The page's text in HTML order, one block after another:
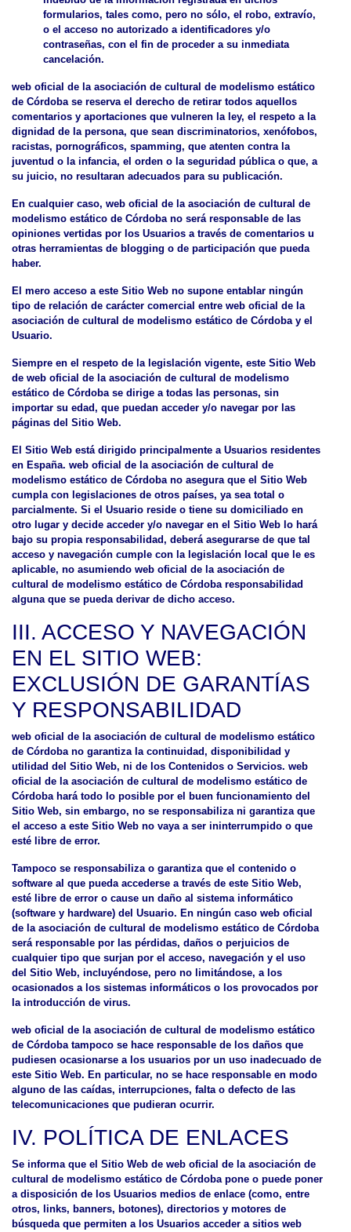
formularios, tales como, pero no sólo, el robo, extravío,
o el acceso no autorizado a identificadores y/o
contraseñas, con el fin de proceder a su inmediata
cancelación.
web oficial de la asociación de cultural de modelismo estático
de Córdoba se reserva el derecho de retirar todos aquellos
comentarios y aportaciones que vulneren la ley, el respeto a la
dignidad de la persona, que sean discriminatorios, xenófobos,
racistas, pornográficos, spamming, que atenten contra la
juventud o la infancia, el orden o la seguridad pública o que, a
su juicio, no resultaran adecuados para su publicación.
En cualquier caso, web oficial de la asociación de cultural de
modelismo estático de Córdoba no será responsable de las
opiniones vertidas por los Usuarios a través de comentarios u
otras herramientas de blogging o de participación que pueda
haber.
El mero acceso a este Sitio Web no supone entablar ningún
tipo de relación de carácter comercial entre web oficial de la
asociación de cultural de modelismo estático de Córdoba y el
Usuario.
Siempre en el respeto de la legislación vigente, este Sitio Web
de web oficial de la asociación de cultural de modelismo
estático de Córdoba se dirige a todas las personas, sin
importar su edad, que puedan acceder y/o navegar por las
páginas del Sitio Web.
El Sitio Web está dirigido principalmente a Usuarios residentes
en España. web oficial de la asociación de cultural de
modelismo estático de Córdoba no asegura que el Sitio Web
cumpla con legislaciones de otros países, ya sea total o
parcialmente. Si el Usuario reside o tiene su domiciliado en
otro lugar y decide acceder y/o navegar en el Sitio Web lo hará
bajo su propia responsabilidad, deberá asegurarse de que tal
acceso y navegación cumple con la legislación local que le es
aplicable, no asumiendo web oficial de la asociación de
cultural de modelismo estático de Córdoba responsabilidad
alguna que se pueda derivar de dicho acceso.
III. ACCESO Y NAVEGACIÓN
EN EL SITIO WEB:
EXCLUSIÓN DE GARANTÍAS
Y RESPONSABILIDAD
web oficial de la asociación de cultural de modelismo estático
de Córdoba no garantiza la continuidad, disponibilidad y
utilidad del Sitio Web, ni de los Contenidos o Servicios. web
oficial de la asociación de cultural de modelismo estático de
Córdoba hará todo lo posible por el buen funcionamiento del
Sitio Web, sin embargo, no se responsabiliza ni garantiza que
el acceso a este Sitio Web no vaya a ser ininterrumpido o que
esté libre de error.
Tampoco se responsabiliza o garantiza que el contenido o
software al que pueda accederse a través de este Sitio Web,
esté libre de error o cause un daño al sistema informático
(software y hardware) del Usuario. En ningún caso web oficial
de la asociación de cultural de modelismo estático de Córdoba
será responsable por las pérdidas, daños o perjuicios de
cualquier tipo que surjan por el acceso, navegación y el uso
del Sitio Web, incluyéndose, pero no limitándose, a los
ocasionados a los sistemas informáticos o los provocados por
la introducción de virus.
web oficial de la asociación de cultural de modelismo estático
de Córdoba tampoco se hace responsable de los daños que
pudiesen ocasionarse a los usuarios por un uso inadecuado de
este Sitio Web. En particular, no se hace responsable en modo
alguno de las caídas, interrupciones, falta o defecto de las
telecomunicaciones que pudieran ocurrir.
IV. POLÍTICA DE ENLACES
Se informa que el Sitio Web de web oficial de la asociación de
cultural de modelismo estático de Córdoba pone o puede poner
a disposición de los Usuarios medios de enlace (como, entre
otros, links, banners, botones), directorios y motores de
búsqueda que permiten a los Usuarios acceder a sitios web